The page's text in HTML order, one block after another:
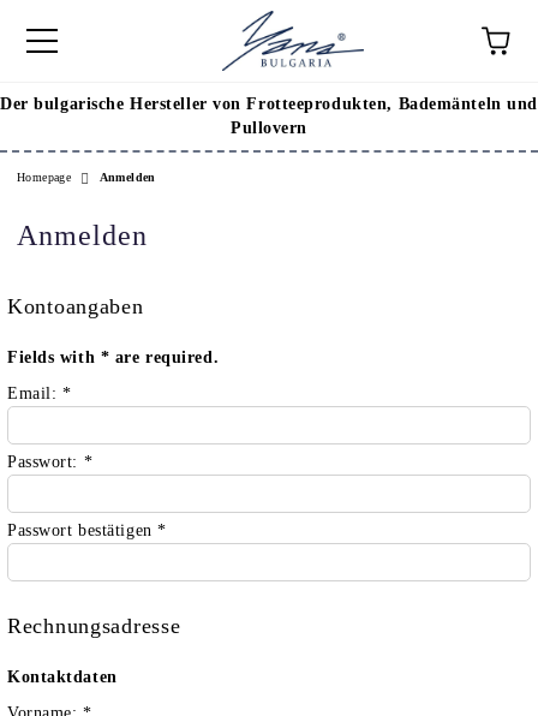
Der bulgarische Hersteller von Frotteeprodukten, Bademänteln und
Pullovern
Homepage Anmelden
Anmelden
Kontoangaben
Fields with * are required.
Email: *
Passwort: *
Passwort bestätigen*
Rechnungsadresse
Kontaktdaten